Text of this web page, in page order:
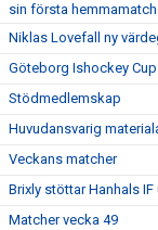
sin första hemmamatch
Niklas Lovefall ny
Göteborg Ishockey
Stödmedlemskap
Huvudansvarig
Veckans matcher
Brixly stöttar Hanhals
Matcher vecka 49